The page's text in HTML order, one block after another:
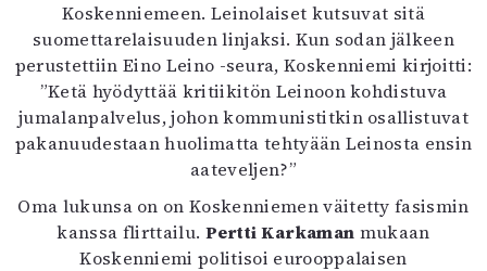
Koskenniemeen. Leinolaiset kutsuvat sitä
suomettarelaisuuden linjaksi. Kun sodan jälkeen
perustettiin Eino Leino -seura, Koskenniemi kirjoitti:
”Ketä hyödyttää kritiikitön Leinoon kohdistuva
jumalanpalvelus, johon kommunistitkin osallistuvat
pakanuudestaan huolimatta tehtyään Leinosta ensin
aateveljen?”
Oma lukunsa on on Koskenniemen väitetty fasismin
kanssa flirttailu. Pertti Karkaman mukaan
Koskenniemi politisoi eurooppalaisen